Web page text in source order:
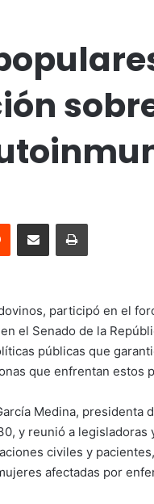
Reddit Compartir vía email Imprimir
participó en el
el Senado de la
públicas que
que enfrentan estos
Medina, presidenta
y reunió a
civiles y
afectadas por